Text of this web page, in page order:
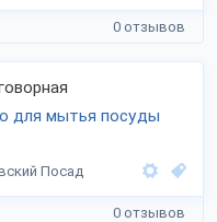
0 отзывов
для мытья посуды
Посад
0 отзывов